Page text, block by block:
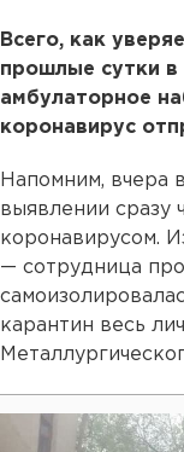
Всего, как
прошлые сутки в
амбулаторное
коронавирус
Напомним, вчера
выявлении сразу
коронавирусом.
— сотрудница
карантин весь